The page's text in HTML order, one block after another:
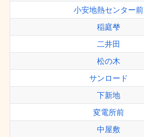
小安地熱センター前
稲庭梺
二井田
松の木
サンロード
下新地
変電所前
中屋敷